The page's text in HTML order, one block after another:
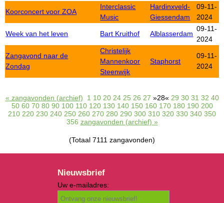
Koorconcert voor ZOA
Interclassic
Music
Hardinxveld-
Giessendam
09-11-
2024
Week van het leven Bart Kruithof Alblasserdam
09-11-
2024
Zangavond naar de
Zondag
Christelijk
Mannenkoor
Steenwijk
Staphorst
09-11-
2024
« zangavonden (archief) 1 10 20 24 25 26 27 »28« 29 30 31 32 40
50 60 70 80 90 100 110 120 130 140 150 160 170 180 190 200
210 220 230 240 250 260 270 280 290 300 310 320 330 340 350
356 zangavonden (archief) »
(Totaal 7111 zangavonden)
Nieuwsbrief
Uw e-mailadres: